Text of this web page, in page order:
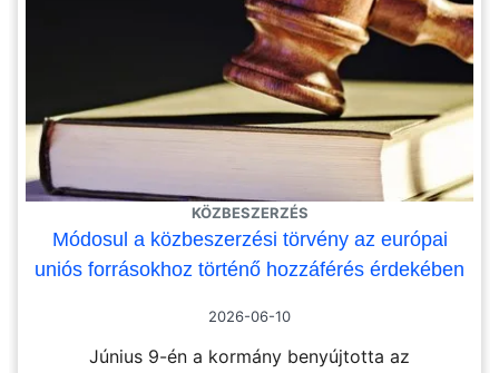
KÖZBESZERZÉS
Módosul a közbeszerzési törvény az európai
uniós forrásokhoz történő hozzáférés érdekében
2026-06-10
Június 9-én a kormány benyújtotta az